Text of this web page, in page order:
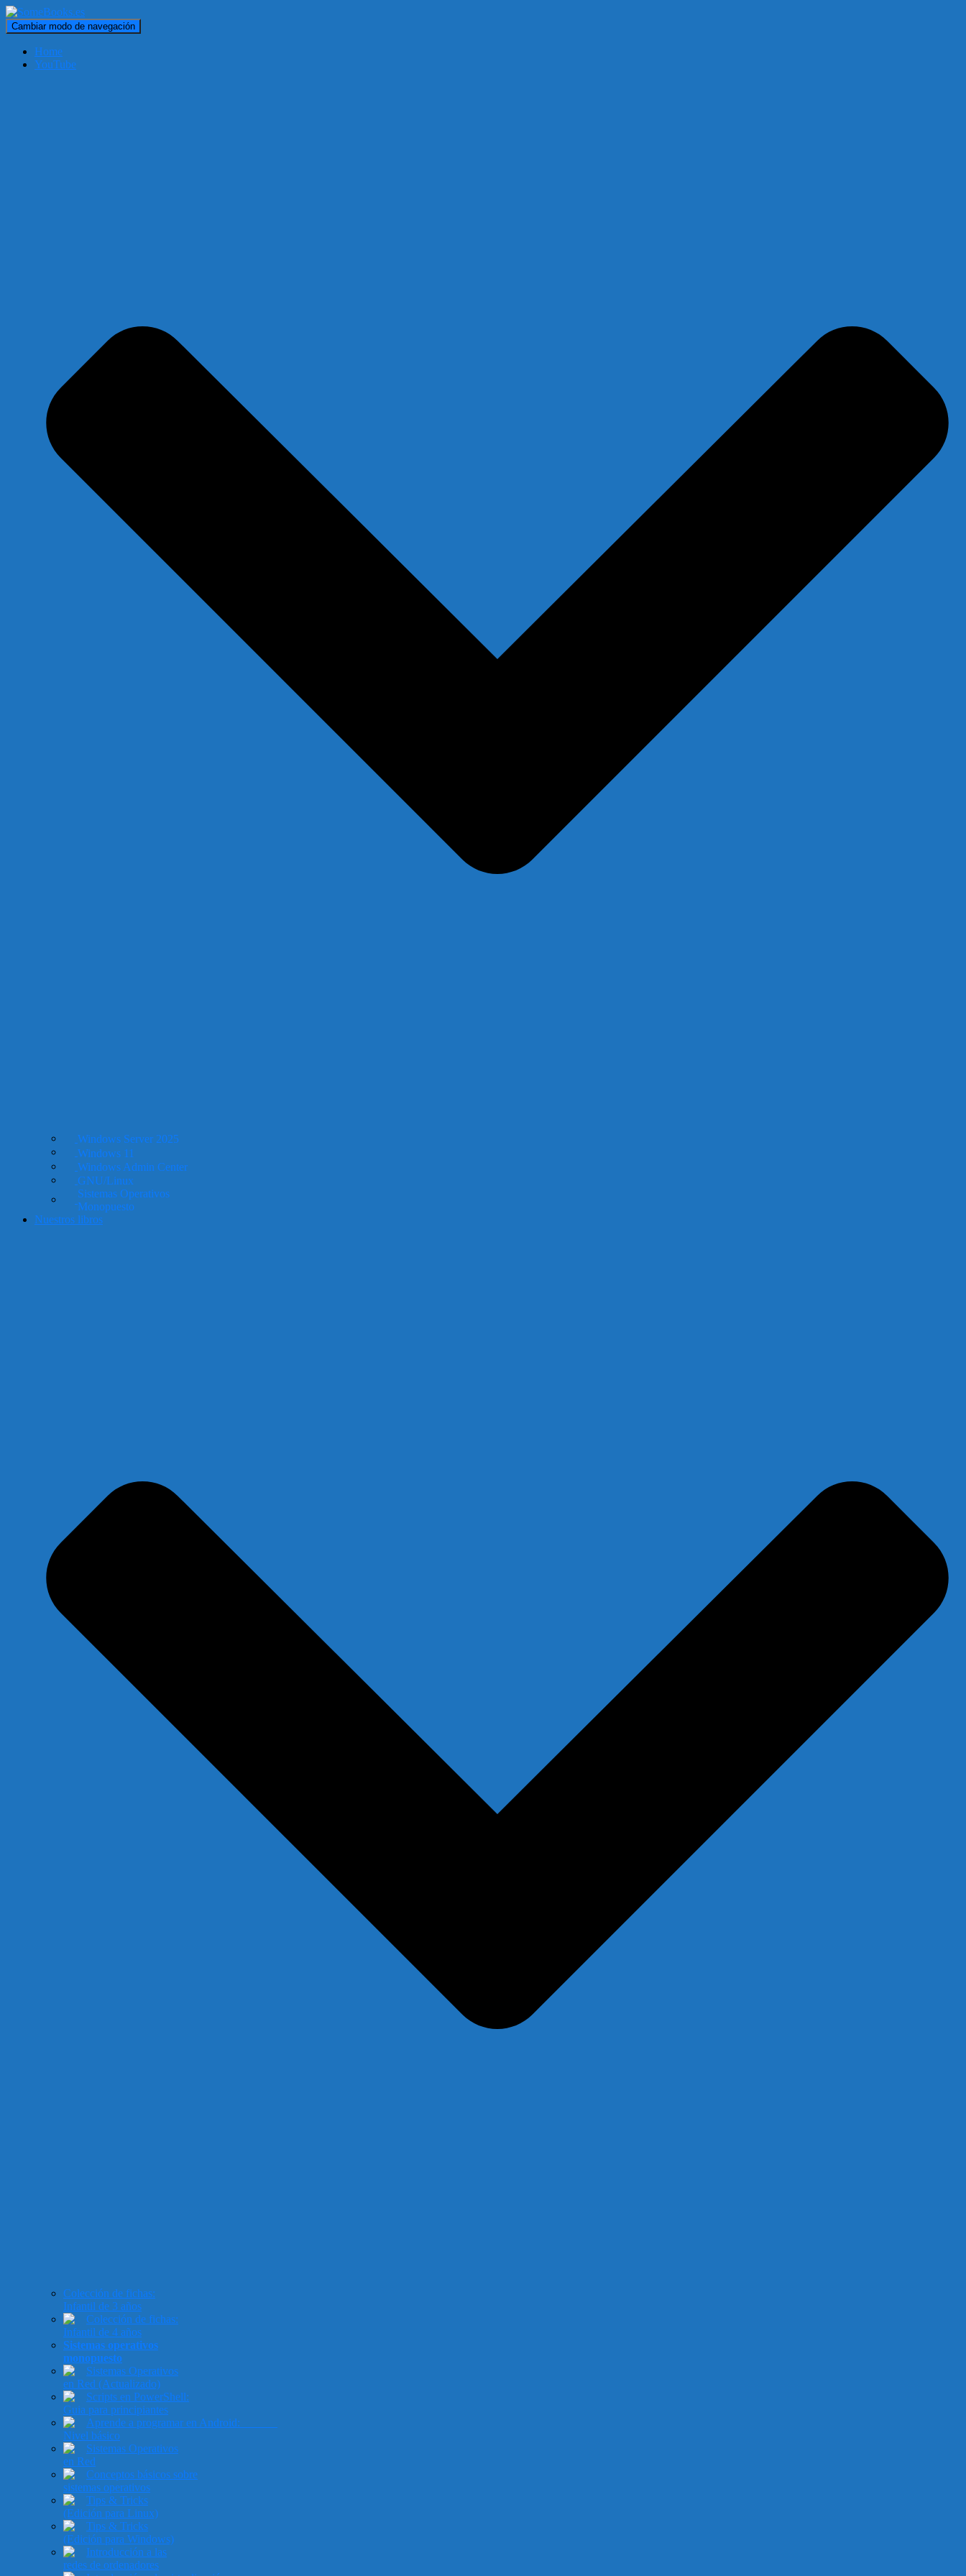
Cambiar modo de navegación
Home
YouTube
Windows Server 2025
Windows 11
Windows Admin Center
GNU/Linux
Sistemas Operativos
Monopuesto
Nuestros libros
Colección de fichas:
Infantil de 3 años
Colección de fichas:
Infantil de 4 años
Sistemas operativos
monopuesto
Sistemas Operativos
en Red (Actualizado)
Scripts en PowerShell:
Guia para principiantes
Aprende a programar en Android:
Nivel básico
Sistemas Operativos
en Red
Conceptos básicos sobre
sistemas operativos
Tips & Tricks
(Edición para Linux)
Tips & Tricks
(Edición para Windows)
Introducción a las
redes de ordenadores